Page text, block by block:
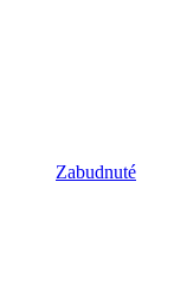
Zabudnuté